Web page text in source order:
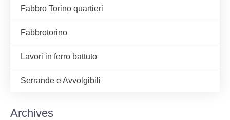
Fabbro Torino quartieri
Fabbrotorino
Lavori in ferro battuto
Serrande e Avvolgibili
Archives